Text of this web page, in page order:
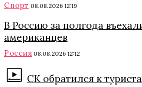
Спорт 08.08.2026 12:19
В Россию за полгода
американцев
Россия 08.08.2026 12:12
СК обратился к